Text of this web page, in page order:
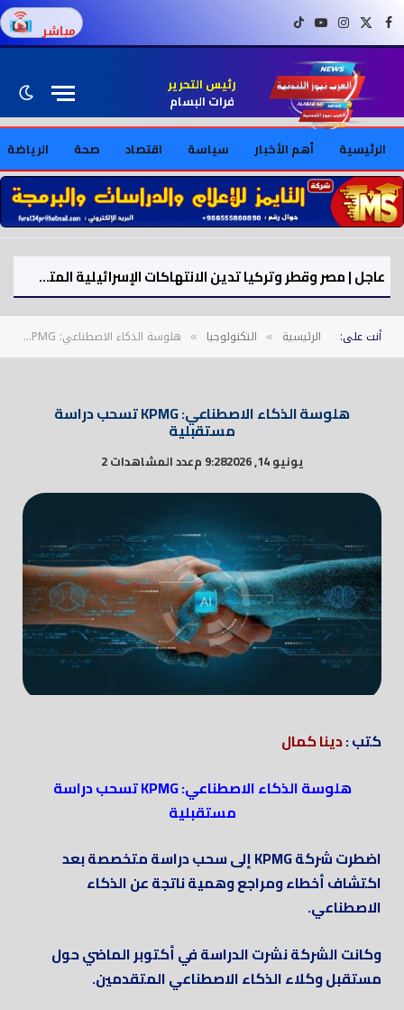
فيسبوكX (Twitter)
إنستغراميوتيوبتيك توك مباشر
رئيس التحرير
فرات البسام
الرئيسية أهم الأخبار سياسة اقتصاد صحة الرياضة
عاجل | مصر وقطر وتركيا تدين الانتهاكات الإسرائيلية المتواصلة في قطاع غزة
أنت على: الرئيسية » التكنولوجيا » هلوسة الذكاء الاصطناعي: KPMG تسحب دراسة مستقبلية
هلوسة الذكاء الاصطناعي: KPMG تسحب دراسة
مستقبلية
يونيو 14, 2026 9:28 م عدد المشاهدات 2
كتب :دينا كمال
هلوسة الذكاء الاصطناعي: KPMG تسحب دراسة
مستقبلية
اضطرت شركة KPMG إلى سحب دراسة متخصصة بعد
اكتشاف أخطاء ومراجع وهمية ناتجة عن الذكاء
الاصطناعي.
وكانت الشركة نشرت الدراسة في أكتوبر الماضي حول
مستقبل وكلاء الذكاء الاصطناعي المتقدمين.